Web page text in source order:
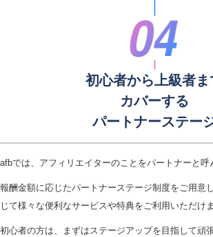
初心者から上級者ま
カバーする
パートナーステー
afbでは、アフィリエイターのことをパートナーと呼
報酬金額に応じたパートナーステージ制度をご用意
じて様々な便利なサービスや特典をご利用いただけま
初心者の方は、まずはステージアップを目指して頑